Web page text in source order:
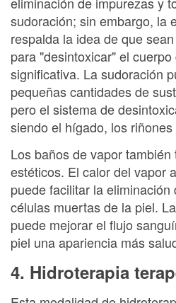
sudoración; sin embargo, la
respalda la idea de que
para "desintoxicar" el
significativa. La sudoración
pequeñas cantidades de
pero el sistema de
siendo el hígado, los
Los baños de vapor
estéticos. El calor del vapor
puede facilitar la
células muertas de la piel.
puede mejorar el flujo
piel una apariencia más
4. Hidroterapia